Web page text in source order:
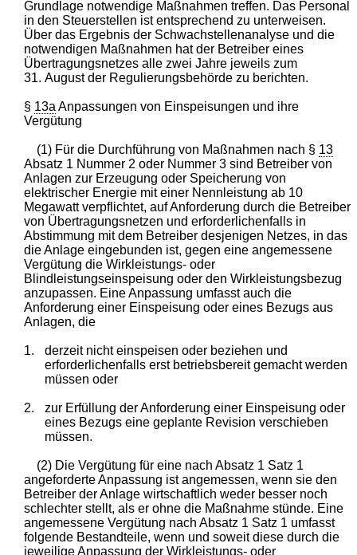
Grundlage notwendige Maßnahmen treffen. Das Personal
in den Steuerstellen ist entsprechend zu unterweisen.
Über das Ergebnis der Schwachstellenanalyse und die
notwendigen Maßnahmen hat der Betreiber eines
Übertragungsnetzes alle zwei Jahre jeweils zum
31. August der Regulierungsbehörde zu berichten.
§ 13a Anpassungen von Einspeisungen und ihre
Vergütung
(1) Für die Durchführung von Maßnahmen nach § 13
Absatz 1 Nummer 2 oder Nummer 3 sind Betreiber von
Anlagen zur Erzeugung oder Speicherung von
elektrischer Energie mit einer Nennleistung ab 10
Megawatt verpflichtet, auf Anforderung durch die Betreiber
von Übertragungsnetzen und erforderlichenfalls in
Abstimmung mit dem Betreiber desjenigen Netzes, in das
die Anlage eingebunden ist, gegen eine angemessene
Vergütung die Wirkleistungs- oder
Blindleistungseinspeisung oder den Wirkleistungsbezug
anzupassen. Eine Anpassung umfasst auch die
Anforderung einer Einspeisung oder eines Bezugs aus
Anlagen, die
1.
derzeit nicht einspeisen oder beziehen und
erforderlichenfalls erst betriebsbereit gemacht werden
müssen oder
2.
zur Erfüllung der Anforderung einer Einspeisung oder
eines Bezugs eine geplante Revision verschieben
müssen.
(2) Die Vergütung für eine nach Absatz 1 Satz 1
angeforderte Anpassung ist angemessen, wenn sie den
Betreiber der Anlage wirtschaftlich weder besser noch
schlechter stellt, als er ohne die Maßnahme stünde. Eine
angemessene Vergütung nach Absatz 1 Satz 1 umfasst
folgende Bestandteile, wenn und soweit diese durch die
jeweilige Anpassung der Wirkleistungs- oder